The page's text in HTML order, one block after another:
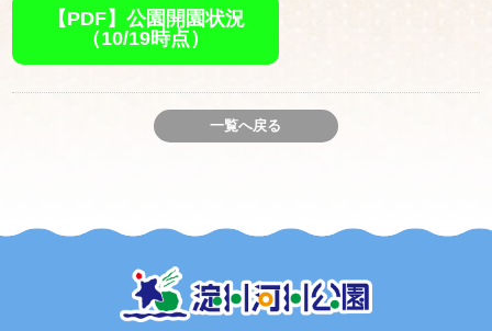
【PDF】公園開園状況
（10/19時点）
一覧へ戻る